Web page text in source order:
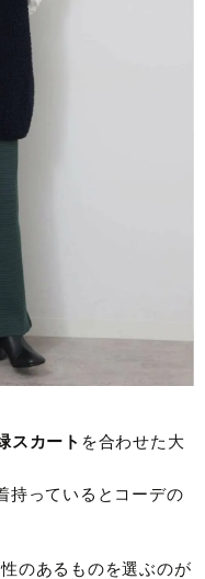
スカート を合わせた大
持っているとコーデの
のあるものを選ぶのが